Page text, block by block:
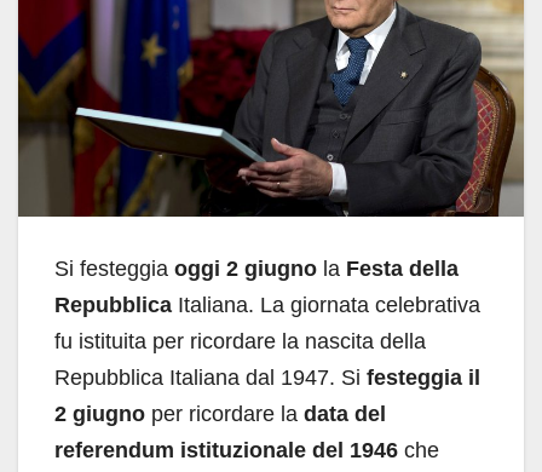
Si festeggia oggi 2 giugno la Festa della
Repubblica Italiana. La giornata celebrativa
fu istituita per ricordare la nascita della
Repubblica Italiana dal 1947. Si festeggia il
2 giugno per ricordare la data del
referendum istituzionale del 1946 che